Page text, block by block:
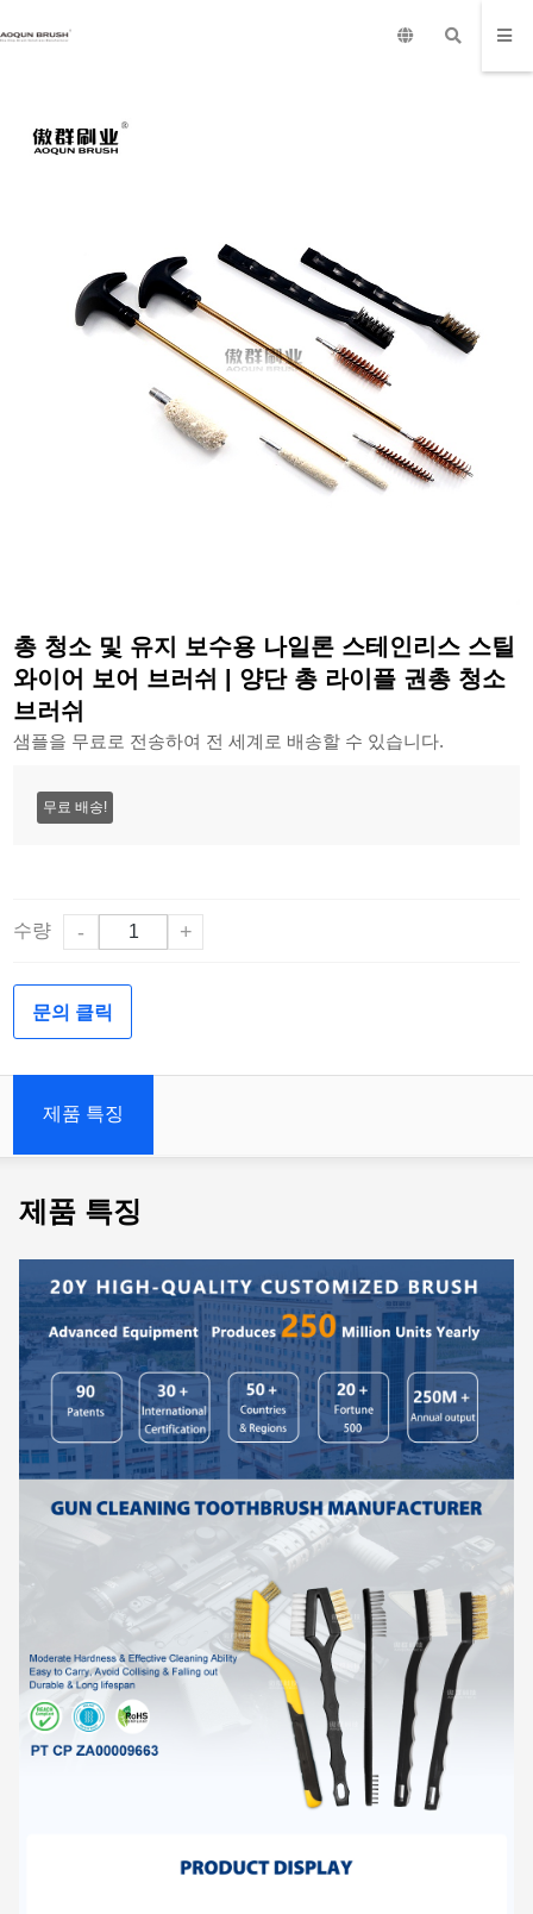
총 청소 및 유지 보수용 나일론 스테인리스 스틸
와이어 보어 브러쉬 | 양단 총 라이플 권총 청소
브러쉬
샘플을 무료로 전송하여 전 세계로 배송할 수 있습니다.
무료 배송!
수량 - +
문의 클릭
제품 특징
제품 특징